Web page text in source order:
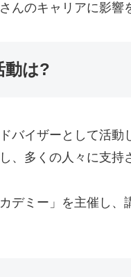
んのキャリアに影響
動は?
バイザーとして活
、多くの人々に支持
デミー」を主催し